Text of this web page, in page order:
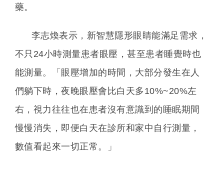
藥。
李志煥表示，新智慧隱形眼睛能滿足需求，
不只24小時測量患者眼壓，甚至患者睡覺時也
能測量。「眼壓增加的時間，大部分發生在人
們躺下時，夜晚眼壓會比白天多10%~20%左
右，視力往往也在患者沒有意識到的睡眠期間
慢慢消失，即便白天在診所和家中自行測量，
數值看起來一切正常。」